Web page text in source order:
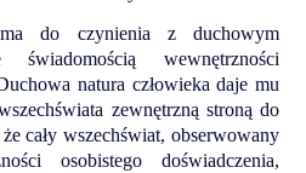
do czynienia z duchowym
wewnętrzności
natura człowieka daje mu
zewnętrzną stroną do
cały wszechświat, obserwowany
osobistego doświadczenia,